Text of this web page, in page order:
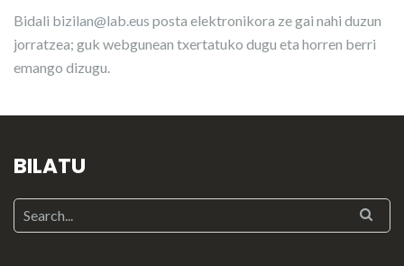
Bidali bizilan@lab.eus posta elektronikora ze gai nahi duzun
jorratzea; guk webgunean txertatuko dugu eta horren berri
emango dizugu.
BILATU